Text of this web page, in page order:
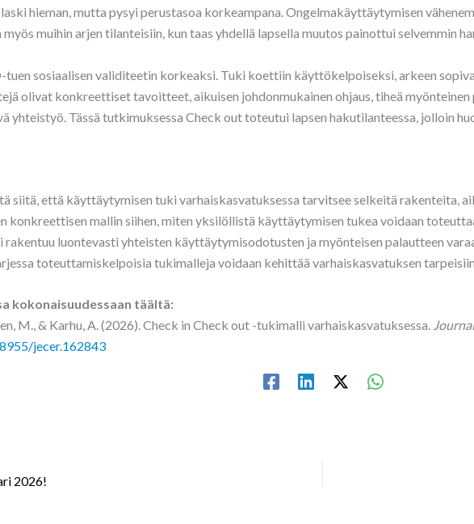
hieman, mutta pysyi perustasoa korkeampana. Ongelmakäyttäytymisen
muihin arjen tilanteisiin, kun taas yhdellä lapsella muutos painottui selvemmin
sosiaalisen validiteetin korkeaksi. Tuki koettiin käyttökelpoiseksi, arkeen
olivat konkreettiset tavoitteet, aikuisen johdonmukainen ohjaus, tiheä
yhteistyö. Tässä tutkimuksessa Check out toteutui lapsen hakutilanteessa, jolloin
siitä, että käyttäytymisen tuki varhaiskasvatuksessa tarvitsee selkeitä rakenteita,
konkreettisen mallin siihen, miten yksilöllistä käyttäytymisen tukea voidaan
luontevasti yhteisten käyttäytymisodotusten ja myönteisen palautteen
toteuttamiskelpoisia tukimalleja voidaan kehittää varhaiskasvatuksen tarpeisiin.
kokonaisuudessaan täältä:
M., & Karhu, A. (2026). Check in Check out -tukimalli varhaiskasvatuksessa.
jecer.162843
2026!